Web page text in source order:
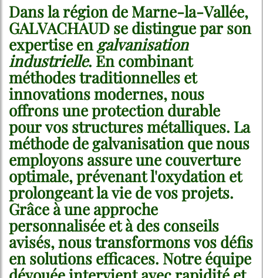
Dans la région de Marne-la-Vallée,
GALVACHAUD se distingue par son
expertise en galvanisation
industrielle. En combinant
méthodes traditionnelles et
innovations modernes, nous
offrons une protection durable
pour vos structures métalliques. La
méthode de galvanisation que nous
employons assure une couverture
optimale, prévenant l'oxydation et
prolongeant la vie de vos projets.
Grâce à une approche
personnalisée et à des conseils
avisés, nous transformons vos défis
en solutions efficaces. Notre équipe